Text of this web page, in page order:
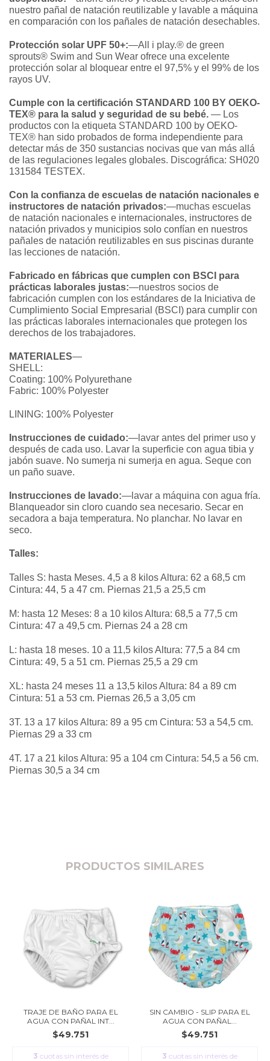
nuestro pañal de natación reutilizable y lavable a máquina
en comparación con los pañales de natación desechables.
Protección solar UPF 50+:—All i play.® de green
sprouts® Swim and Sun Wear ofrece una excelente
protección solar al bloquear entre el 97,5% y el 99% de los
rayos UV.
Cumple con la certificación STANDARD 100 BY OEKO-
TEX® para la salud y seguridad de su bebé. — Los
productos con la etiqueta STANDARD 100 by OEKO-
TEX® han sido probados de forma independiente para
detectar más de 350 sustancias nocivas que van más allá
de las regulaciones legales globales. Discográfica: SH020
131584 TESTEX.
Con la confianza de escuelas de natación nacionales e
instructores de natación privados:—muchas escuelas
de natación nacionales e internacionales, instructores de
natación privados y municipios solo confían en nuestros
pañales de natación reutilizables en sus piscinas durante
las lecciones de natación.
Fabricado en fábricas que cumplen con BSCI para
prácticas laborales justas:—nuestros socios de
fabricación cumplen con los estándares de la Iniciativa de
Cumplimiento Social Empresarial (BSCI) para cumplir con
las prácticas laborales internacionales que protegen los
derechos de los trabajadores.
MATERIALES—
SHELL:
Coating: 100% Polyurethane
Fabric: 100% Polyester
LINING: 100% Polyester
Instrucciones de cuidado:—lavar antes del primer uso y
después de cada uso. Lavar la superficie con agua tibia y
jabón suave. No sumerja ni sumerja en agua. Seque con
un paño suave.
Instrucciones de lavado:—lavar a máquina con agua fría.
Blanqueador sin cloro cuando sea necesario. Secar en
secadora a baja temperatura. No planchar. No lavar en
seco.
Talles:
Talles S: hasta Meses. 4,5 a 8 kilos Altura: 62 a 68,5 cm
Cintura: 44, 5 a 47 cm. Piernas 21,5 a 25,5 cm
M: hasta 12 Meses: 8 a 10 kilos Altura: 68,5 a 77,5 cm
Cintura: 47 a 49,5 cm. Piernas 24 a 28 cm
L: hasta 18 meses. 10 a 11,5 kilos Altura: 77,5 a 84 cm
Cintura: 49, 5 a 51 cm. Piernas 25,5 a 29 cm
XL: hasta 24 meses 11 a 13,5 kilos Altura: 84 a 89 cm
Cintura: 51 a 53 cm. Piernas 26,5 a 3,05 cm
3T. 13 a 17 kilos Altura: 89 a 95 cm Cintura: 53 a 54,5 cm.
Piernas 29 a 33 cm
4T. 17 a 21 kilos Altura: 95 a 104 cm Cintura: 54,5 a 56 cm.
Piernas 30,5 a 34 cm
PRODUCTOS SIMILARES
TRAJE DE BAÑO PARA EL
AGUA CON PAÑAL INT...
$49.751
3 cuotas sin interés de
SIN CAMBIO - SLIP PARA EL
AGUA CON PAÑAL...
$49.751
3 cuotas sin interés de